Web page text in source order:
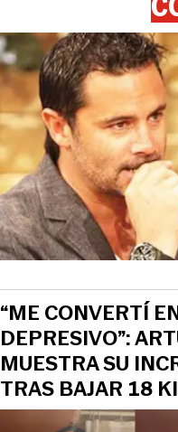
“ME CONVERTÍ
DEPRESIVO”:
MUESTRA SU
TRAS BAJAR 18